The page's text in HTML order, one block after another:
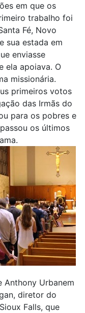
em que os
trabalho foi
Fé, Novo
sua estada em
enviasse
ela apoiava. O
missionária.
primeiros votos
das Irmãs do
para os pobres e
os últimos
Anthony Urbanem
diretor do
Falls, que